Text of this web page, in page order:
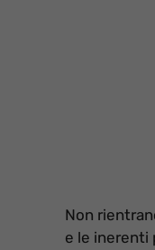
Non
e le inerenti